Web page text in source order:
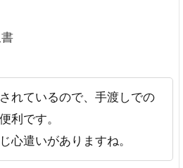
れているので、手渡しでの
利です。
心遣いがありますね。